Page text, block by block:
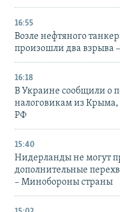
16:55
Возле нефтяного
произошли два взрыва
16:18
В Украине сообщили о
налоговикам из
РФ
15:40
Нидерланды не могут
дополнительные
– Минобороны страны